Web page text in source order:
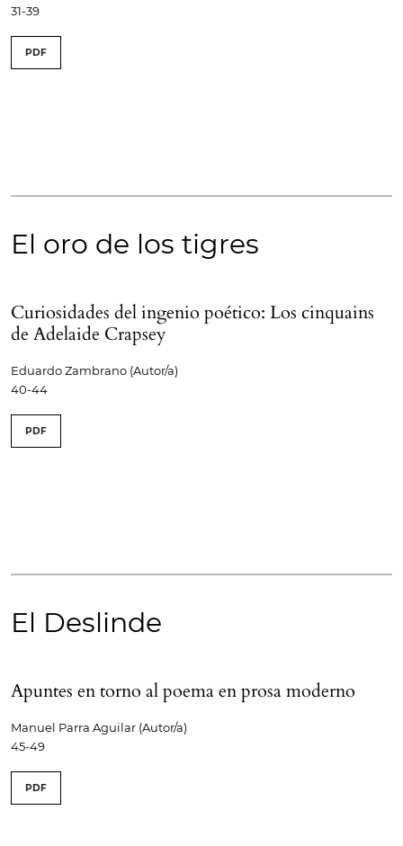
31-39
PDF
El oro de los tigres
Curiosidades del ingenio poético: Los cinquains
de Adelaide Crapsey
Eduardo Zambrano (Autor/a)
40-44
PDF
El Deslinde
Apuntes en torno al poema en prosa moderno
Manuel Parra Aguilar (Autor/a)
45-49
PDF